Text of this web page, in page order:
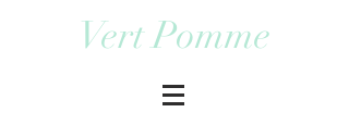
Vert Pomme